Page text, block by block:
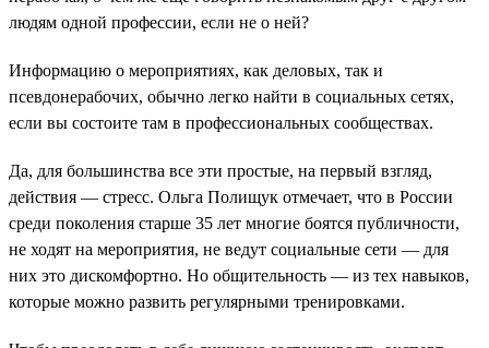
людям одной профессии, если не о ней?
Информацию о мероприятиях, как деловых, так и
псевдонерабочих, обычно легко найти в социальных сетях,
если вы состоите там в профессиональных сообществах.
Да, для большинства все эти простые, на первый взгляд,
действия — стресс. Ольга Полищук отмечает, что в России
среди поколения старше 35 лет многие боятся публичности,
не ходят на мероприятия, не ведут социальные сети — для
них это дискомфортно. Но общительность — из тех навыков,
которые можно развить регулярными тренировками.